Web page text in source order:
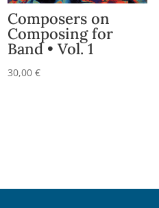
Composers on
Composing for
Band • Vol. 1
30,00€